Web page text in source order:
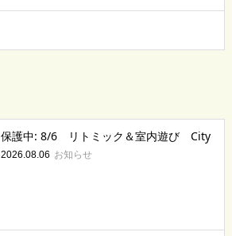
保護中: 8/6 リトミック＆室内遊び City
2026.08.06 お知らせ